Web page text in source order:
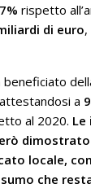
rispetto
di euro
beneficiato
a
al 2020. Le
dimostrato
locale,
che